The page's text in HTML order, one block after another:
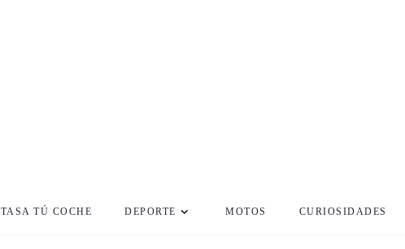
TASA TÚ COCHE DEPORTE MOTOS CURIOSIDADES